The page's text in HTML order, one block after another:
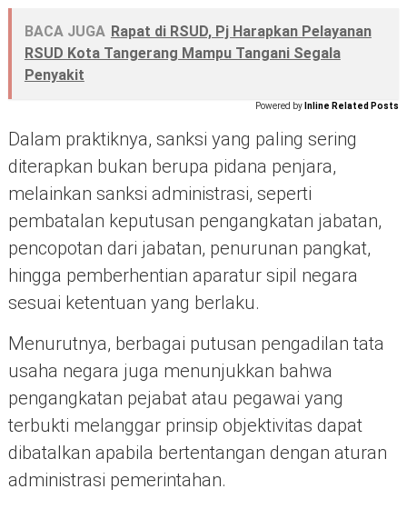
BACA JUGA Rapat di RSUD, Pj Harapkan Pelayanan
RSUD Kota Tangerang Mampu Tangani Segala
Penyakit
Powered by Inline Related Posts
Dalam praktiknya, sanksi yang paling sering
diterapkan bukan berupa pidana penjara,
melainkan sanksi administrasi, seperti
pembatalan keputusan pengangkatan jabatan,
pencopotan dari jabatan, penurunan pangkat,
hingga pemberhentian aparatur sipil negara
sesuai ketentuan yang berlaku.
Menurutnya, berbagai putusan pengadilan tata
usaha negara juga menunjukkan bahwa
pengangkatan pejabat atau pegawai yang
terbukti melanggar prinsip objektivitas dapat
dibatalkan apabila bertentangan dengan aturan
administrasi pemerintahan.